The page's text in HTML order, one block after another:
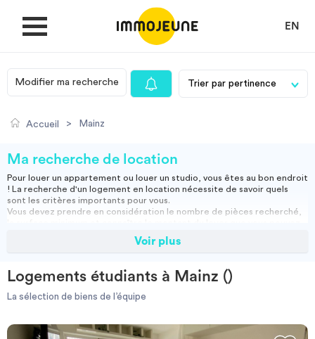
EN
MON COMPTE
Je cherche un logement
Villes
Investir
Modifier ma recherche
Accueil > Mainz
Ma recherche de location
Pour louer un appartement ou louer un studio, vous êtes au bon endroit
! La recherche d'un logement en location nécessite de savoir quels
sont les critères importants pour vous.
Vous devez prendre en considération le nombre de pièces recherché,
Vous pouvez louer un appartement meublé, ce qui vous permettra
Studio, appartement vide ou meublé, location courte durée :
pour trouver la location qui vous convient.
durée-Location studio
Voir plus
Logements étudiants à Mainz ()
La sélection de biens de l’équipe